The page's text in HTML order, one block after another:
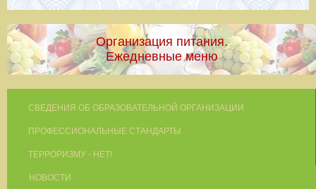
Организация питания.
Ежедневные меню
СВЕДЕНИЯ ОБ ОБРАЗОВАТЕЛЬНОЙ ОРГАНИЗАЦИИ
ПРОФЕССИОНАЛЬНЫЕ СТАНДАРТЫ
ТЕРРОРИЗМУ - НЕТ!
НОВОСТИ